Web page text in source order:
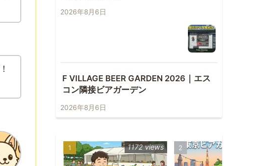
2026年8月6日
F VILLAGE BEER GARDEN 2026｜エス
コン隣接ビアガーデン
2026年8月6日
1172 views